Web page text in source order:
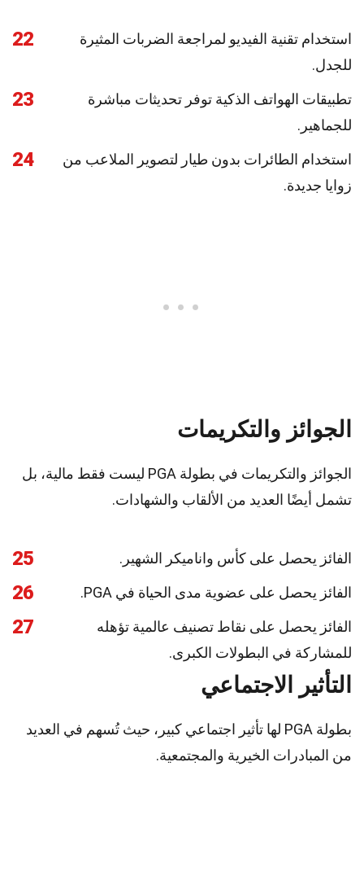
22
استخدام تقنية الفيديو لمراجعة الضربات المثيرة
للجدل.
23
تطبيقات الهواتف الذكية توفر تحديثات مباشرة
للجماهير.
24
استخدام الطائرات بدون طيار لتصوير الملاعب من
زوايا جديدة.
الجوائز والتكريمات
الجوائز والتكريمات في بطولة PGA ليست فقط مالية، بل
تشمل أيضًا العديد من الألقاب والشهادات.
25 الفائز يحصل على كأس واناميكر الشهير.
26 الفائز يحصل على عضوية مدى الحياة في PGA.
27
الفائز يحصل على نقاط تصنيف عالمية تؤهله
للمشاركة في البطولات الكبرى.
التأثير الاجتماعي
بطولة PGA لها تأثير اجتماعي كبير، حيث تُسهم في العديد
من المبادرات الخيرية والمجتمعية.